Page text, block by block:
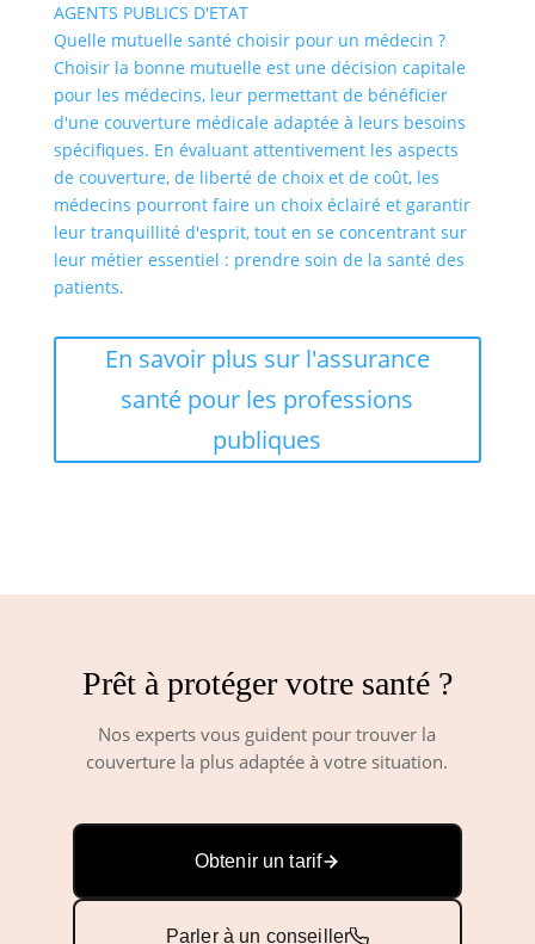
AGENTS PUBLICS D'ETAT
Quelle mutuelle santé choisir pour un médecin ?
Choisir la bonne mutuelle est une décision capitale
pour les médecins, leur permettant de bénéficier
d'une couverture médicale adaptée à leurs besoins
spécifiques. En évaluant attentivement les aspects
de couverture, de liberté de choix et de coût, les
médecins pourront faire un choix éclairé et garantir
leur tranquillité d'esprit, tout en se concentrant sur
leur métier essentiel : prendre soin de la santé des
patients.
En savoir plus sur l'assurance
santé pour les professions
publiques
Prêt à protéger votre santé ?
Nos experts vous guident pour trouver la
couverture la plus adaptée à votre situation.
Obtenir un tarif
Parler à un conseiller